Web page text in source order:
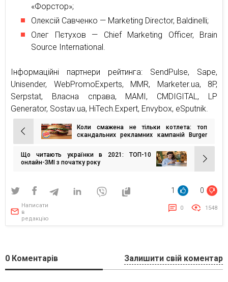
«Форстор»;
Олексій Савченко — Marketing Director, Baldinelli;
Олег Пєтухов — Chief Marketing Officer, Brain
Source International.
Iнформацiйнi партнери рейтинга: SendPulse, Sape,
Unisender, WebPromoExperts, MMR, Marketer.ua, 8P,
Serpstat, Власна справа, MAMI, CMDIGITAL, LP
Generator, Sostav.ua, HiTech.Expert, Envybox, eSputnik.
Навігація
записів
Коли смажена не тільки котлета: топ
скандальних рекламних кампаній Burger
Що читають українки в 2021: ТОП-10
онлайн-ЗМІ з початку року
1 0
Написати
в
редакцію
0 1548
0 Коментарів Залишити свій коментар